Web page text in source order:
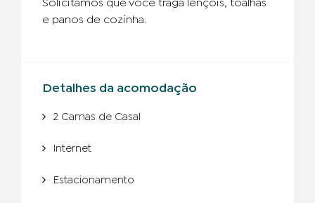
Solicitamos que você traga lençóis, toalhas
e panos de cozinha.
Detalhes da acomodação
2 Camas de Casal
Internet
Estacionamento